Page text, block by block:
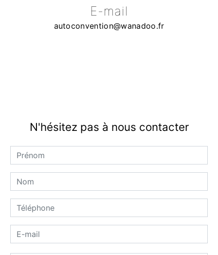
E-mail
autoconvention@wanadoo.fr
N'hésitez pas à nous contacter